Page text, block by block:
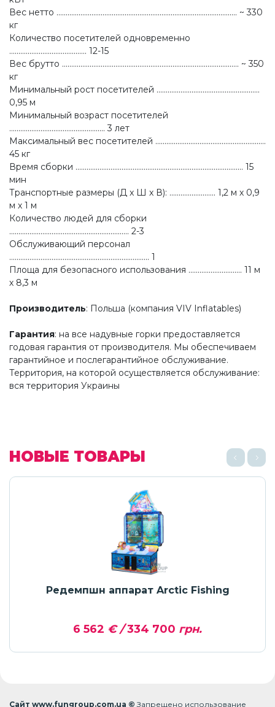
Вес нетто .................................................................................................. ~ 330
кг
Количество посетителей одновременно
.......................................... 12-15
Вес брутто ................................................................................................ ~ 350
кг
Минимальный рост посетителей ........................................................
0,95 м
Минимальный возраст посетителей
.................................................... 3 лет
Максимальный вес посетителей ............................................................
45 кг
Время сборки ........................................................................................... 15
мин
Транспортные размеры (Д x Ш x В): ......................... 1,2 м х 0,9
м х 1 м
Количество людей для сборки
................................................................. 2-3
Обслуживающий персонал
............................................................................ 1
Площа для безопасного использования ............................. 11 м
х 8,3 м
Производитель: Польша (компания VIV Inflatables)
Гарантия: на все надувные горки предоставляется
годовая гарантия от производителя. Мы обеспечиваем
гарантийное и послегарантийное обслуживание.
Территория, на которой осуществляется обслуживание:
вся территория Украины
НОВЫЕ ТОВАРЫ
Редемпшн аппарат Arctic Fishing
6 562 € /334 700 грн.
Сайт www.fungroup.com.ua ©Запрещено использование